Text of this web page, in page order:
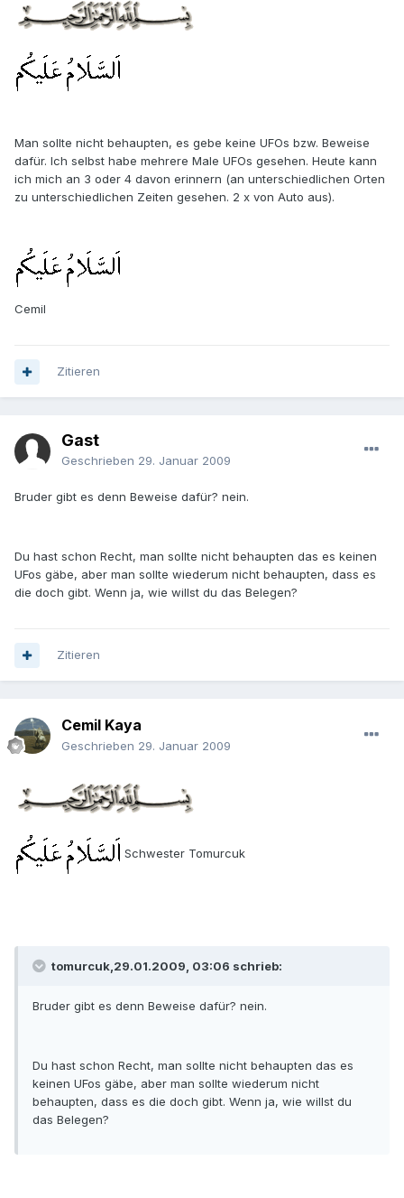
Man sollte nicht behaupten, es gebe keine UFOs bzw. Beweise
dafür. Ich selbst habe mehrere Male UFOs gesehen. Heute kann
ich mich an 3 oder 4 davon erinnern (an unterschiedlichen Orten
zu unterschiedlichen Zeiten gesehen. 2 x von Auto aus).
Cemil
Zitieren
Gast
Geschrieben 29. Januar 2009
Bruder gibt es denn Beweise dafür? nein.
Du hast schon Recht, man sollte nicht behaupten das es keinen
UFos gäbe, aber man sollte wiederum nicht behaupten, dass es
die doch gibt. Wenn ja, wie willst du das Belegen?
Zitieren
Cemil Kaya
Geschrieben 29. Januar 2009
Schwester Tomurcuk
tomurcuk,29.01.2009, 03:06 schrieb:
Bruder gibt es denn Beweise dafür? nein.
Du hast schon Recht, man sollte nicht behaupten das es
keinen UFos gäbe, aber man sollte wiederum nicht
behaupten, dass es die doch gibt. Wenn ja, wie willst du
das Belegen?